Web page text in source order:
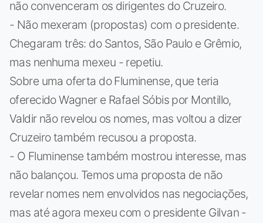
não convenceram os dirigentes do Cruzeiro.
- Não mexeram (propostas) com o presidente.
Chegaram três: do Santos, São Paulo e Grêmio,
mas nenhuma mexeu - repetiu.
Sobre uma oferta do Fluminense, que teria
oferecido Wagner e Rafael Sóbis por Montillo,
Valdir não revelou os nomes, mas voltou a dizer
Cruzeiro também recusou a proposta.
- O Fluminense também mostrou interesse, mas
não balançou. Temos uma proposta de não
revelar nomes nem envolvidos nas negociações,
mas até agora mexeu com o presidente Gilvan -